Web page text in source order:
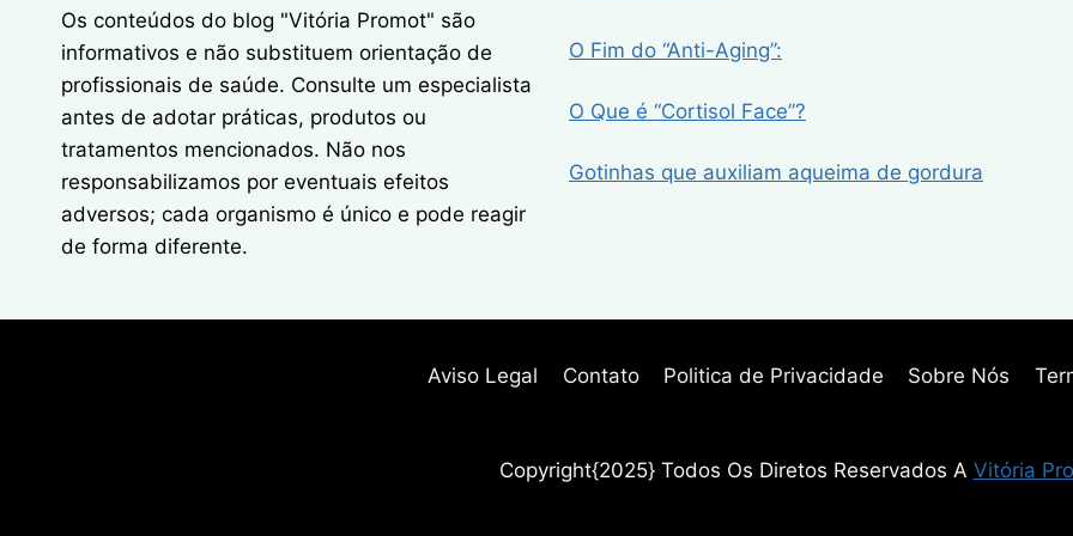
Os conteúdos do blog "Vitória Promot" são
informativos e não substituem orientação de
profissionais de saúde. Consulte um especialista
antes de adotar práticas, produtos ou
tratamentos mencionados. Não nos
responsabilizamos por eventuais efeitos
adversos; cada organismo é único e pode reagir
de forma diferente.
O Fim do “Anti-Aging”:
O Que é “Cortisol Face”?
Gotinhas que auxiliam aqueima de gordura
Aviso Legal Contato Politica de Privacidade Sobre Nós
Copyright{2025} Todos Os Diretos Reservados A Vitória